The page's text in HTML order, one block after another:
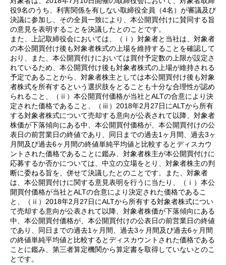
役9名のうち、利害関係を有しない取締役全員（4名）が審議及び
決議に参加し、その全員一致により、本公開買付けに賛同する旨
の意見を表明することを決議したとのことです。
また、上記取締役会においては、（ⅰ）対象者と当社は、対象者
の本公開買付け後も対象者株式の上場を維持することを確認して
おり、また、本公開買付けにおいては買付予定数の上限が設定さ
れているため、本公開買付け後も対象者株式の上場が維持される
予定であることから、対象者株主としては本公開買付け後も対象
者株式を所有するという選択肢をとることも十分な合理性が認め
られること、（ⅱ）本公開買付価格が当社とALTの合意により決
定された価格であること、（ⅲ）2018年2月27日にALTから所有
する対象者株式について売却する意向が公表されて以降、対象者
株価が下落傾向にある中、本公開買付価格が、本公開買付けの公
表日の前営業日の終値であり、同日までの過去1ヶ月間、過去3ヶ
月間及び過去6ヶ月間の終値単純平均値と比較するとディスカウ
ントされた価格であることに鑑み、対象者株主が本公開買付けに
応募するか否かについては、中立の立場をとり、対象者株主の判
断に委ねる旨を、併せて決議したとのことです。また、対象者
は、本公開買付けに関する意見表明を行うに当たり、（ⅰ）本公
開買付価格が当社とALTの合意により決定された価格であるこ
と、（ⅱ）2018年2月27日にALTから所有する対象者株式につい
て売却する意向が公表されて以降、対象者株価が下落傾向にある
中、本公開買付価格が、本公開買付けの公表日の前営業日の終値
であり、同日までの過去1ヶ月間、過去3ヶ月間及び過去6ヶ月間
の終値単純平均値と比較するとディスカウントされた価格である
ことに鑑み、第三者算定機関から算定書を取得していないとのこ
とです。